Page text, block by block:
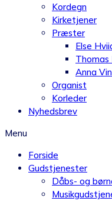
Kordegn
Kirketjener
Præster
Else
Thomas
Anna
Organist
Korleder
Nyhedsbrev
Menu
Forside
Gudstjenester
Dåbs- og